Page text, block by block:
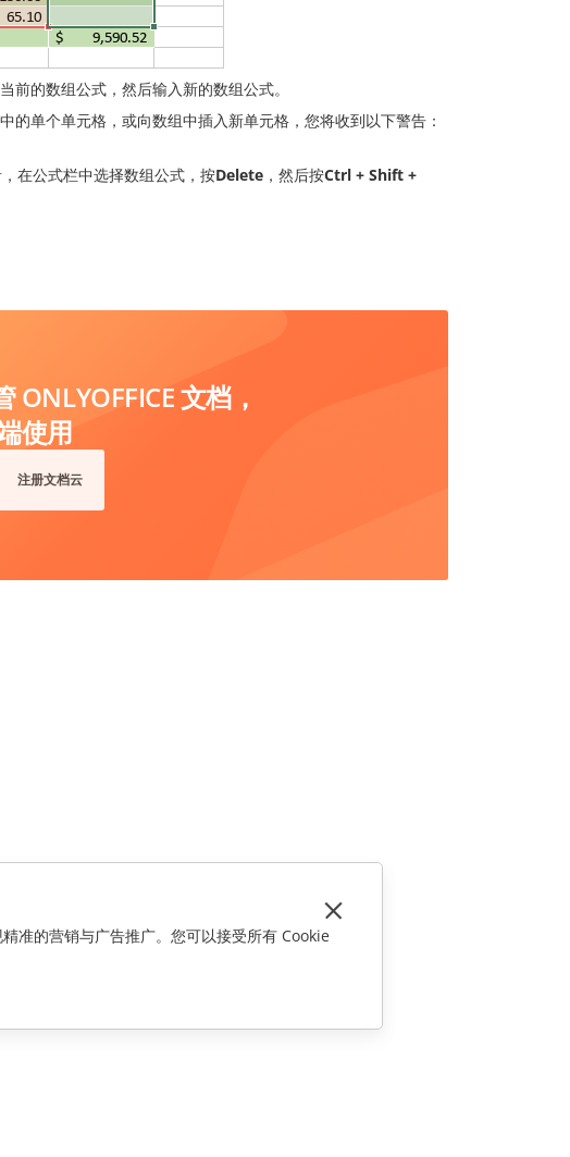
的数组公式，然后输入新的数组公式。
单个单元格，或向数组中插入新单元格，您将收到以下警告：
在公式栏中选择数组公式，按Delete ，然后按Ctrl + Shift +
文档，
使用
注册文档云
准的营销与广告推广。您可以接受所有 Cookie